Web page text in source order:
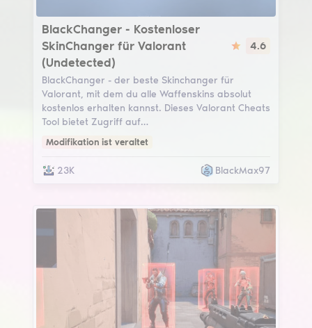
BlackChanger
BlackChanger - Kostenloser
SkinChanger für Valorant
(Undetected)
4.6
BlackChanger - der beste Skinchanger für
Valorant, mit dem du alle Waffenskins absolut
kostenlos erhalten kannst. Dieses Valorant Cheats
Tool bietet Zugriff auf…
Modifikation ist veraltet
23K BlackMax97